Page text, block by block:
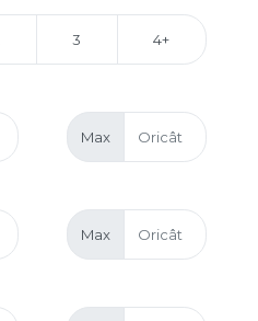
3 4+
Max
Max